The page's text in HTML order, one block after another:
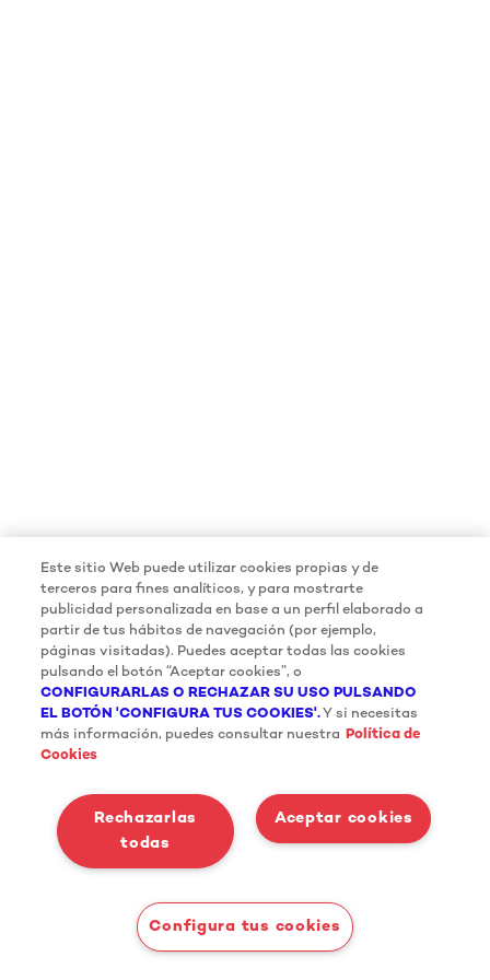
Este sitio Web puede utilizar cookies propias y de
terceros para fines analíticos, y para mostrarte
publicidad personalizada en base a un perfil elaborado a
partir de tus hábitos de navegación (por ejemplo,
páginas visitadas). Puedes aceptar todas las cookies
pulsando el botón “Aceptar cookies”, o
CONFIGURARLAS O RECHAZAR SU USO PULSANDO
EL BOTÓN 'CONFIGURA TUS COOKIES'. Y si necesitas
más información, puedes consultar nuestra Política de
Cookies
Aceptar cookies
Rechazarlas
todas
Configura tus cookies